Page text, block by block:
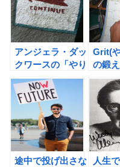
アンジェラ・ダッ
クワースの「やり
抜く力」の書評
Grit(
の鍛え
途中で投げ出さな
人生